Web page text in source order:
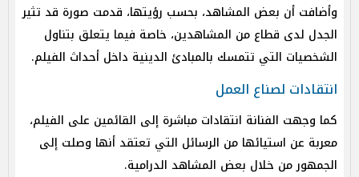
وأضافت أن بعض المشاهد، بحسب رؤيتها، قدمت صورة قد تثير
الجدل لدى قطاع من المشاهدين، خاصة فيما يتعلق بتناول
الشخصيات التي تتمسك بالمبادئ الدينية داخل أحداث الفيلم.
انتقادات لصناع العمل
كما وجهت الفنانة انتقادات مباشرة إلى القائمين على الفيلم،
معربة عن استيائها من الرسائل التي تعتقد أنها وصلت إلى
الجمهور من خلال بعض المشاهد الدرامية.